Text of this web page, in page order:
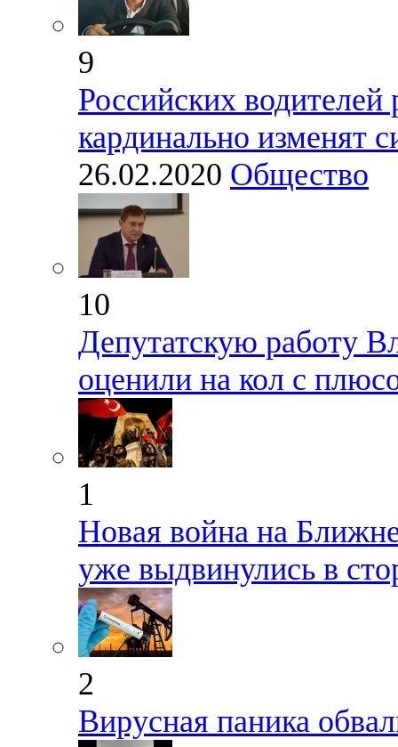
9
Российских
кардинально изменят
26.02.2020 Общество
10
Депутатскую работу
оценили на кол с
1
Новая война на
уже выдвинулись в
2
Вирусная паника